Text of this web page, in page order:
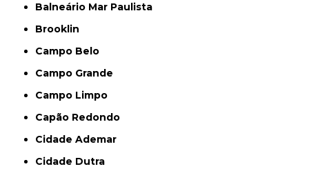
Balneário Mar Paulista
Brooklin
Campo Belo
Campo Grande
Campo Limpo
Capão Redondo
Cidade Ademar
Cidade Dutra